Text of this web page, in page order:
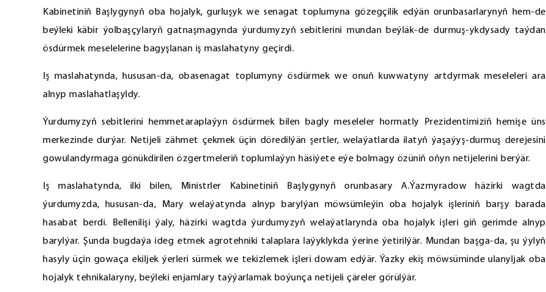
Kabinetiniň Başlygynyň oba hojalyk, gurluşyk we senagat toplumyna gözegçilik edýän orunbasarlarynyň hem-de
beýleki käbir ýolbaşçylaryň gatnaşmagynda ýurdumyzyň sebitlerini mundan beýläk-de durmuş-ykdysady taýdan
ösdürmek meselelerine bagyşlanan iş maslahatyny geçirdi.
Iş maslahatynda, hususan-da, obasenagat toplumyny ösdürmek we onuň kuwwatyny artdyrmak meseleleri ara
alnyp maslahatlaşyldy.
Ýurdumyzyň sebitlerini hemmetaraplaýyn ösdürmek bilen bagly meseleler hormatly Prezidentimiziň hemişe üns
merkezinde durýar. Netijeli zähmet çekmek üçin döredilýän şertler, welaýatlarda ilatyň ýaşaýyş-durmuş derejesini
gowulandyrmaga gönükdirilen özgertmeleriň toplumlaýyn häsiýete eýe bolmagy özüniň oňyn netijelerini berýär.
Iş maslahatynda, ilki bilen, Ministrler Kabinetiniň Başlygynyň orunbasary A.Ýazmyradow häzirki wagtda
ýurdumyzda, hususan-da, Mary welaýatynda alnyp barylýan möwsümleýin oba hojalyk işleriniň barşy barada
hasabat berdi. Bellenilişi ýaly, häzirki wagtda ýurdumyzyň welaýatlarynda oba hojalyk işleri giň gerimde alnyp
barylýar. Şunda bugdaýa ideg etmek agrotehniki talaplara laýyklykda ýerine ýetirilýär. Mundan başga-da, şu ýylyň
hasyly üçin gowaça ekiljek ýerleri sürmek we tekizlemek işleri dowam edýär. Ýazky ekiş möwsüminde ulanyljak oba
hojalyk tehnikalaryny, beýleki enjamlary taýýarlamak boýunça netijeli çäreler görülýär.